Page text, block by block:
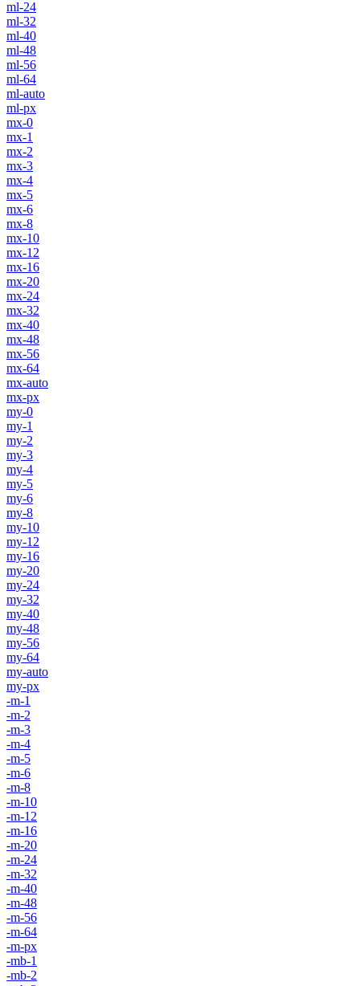
ml-24
ml-32
ml-40
ml-48
ml-56
ml-64
ml-auto
ml-px
mx-0
mx-1
mx-2
mx-3
mx-4
mx-5
mx-6
mx-8
mx-10
mx-12
mx-16
mx-20
mx-24
mx-32
mx-40
mx-48
mx-56
mx-64
mx-auto
mx-px
my-0
my-1
my-2
my-3
my-4
my-5
my-6
my-8
my-10
my-12
my-16
my-20
my-24
my-32
my-40
my-48
my-56
my-64
my-auto
my-px
-m-1
-m-2
-m-3
-m-4
-m-5
-m-6
-m-8
-m-10
-m-12
-m-16
-m-20
-m-24
-m-32
-m-40
-m-48
-m-56
-m-64
-m-px
-mb-1
-mb-2